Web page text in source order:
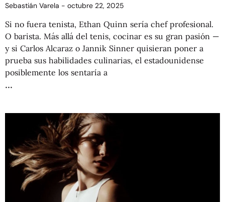
Sebastián Varela octubre 22, 2025
Si no fuera tenista, Ethan Quinn sería chef profesional.
O barista. Más allá del tenis, cocinar es su gran pasión —
y si Carlos Alcaraz o Jannik Sinner quisieran poner a
prueba sus habilidades culinarias, el estadounidense
posiblemente los sentaría a